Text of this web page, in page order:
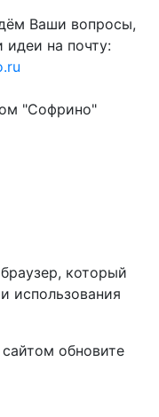
Ваши вопросы,
на почту:
"Софрино"
который
использования
обновите